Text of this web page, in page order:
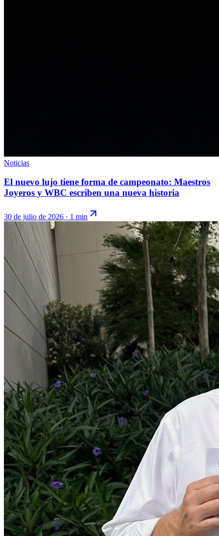
Noticias
El nuevo lujo tiene forma de campeonato: Maestros
Joyeros y WBC escriben una nueva historia
30 de julio de 2026 · 1 min